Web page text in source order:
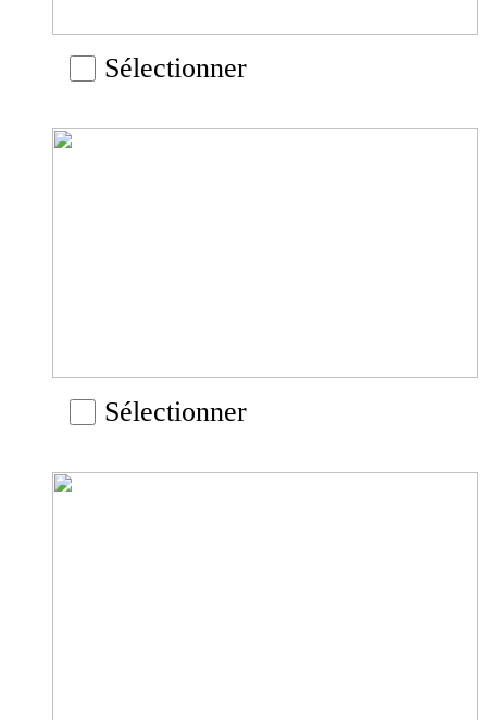
Sélectionner
Sélectionner